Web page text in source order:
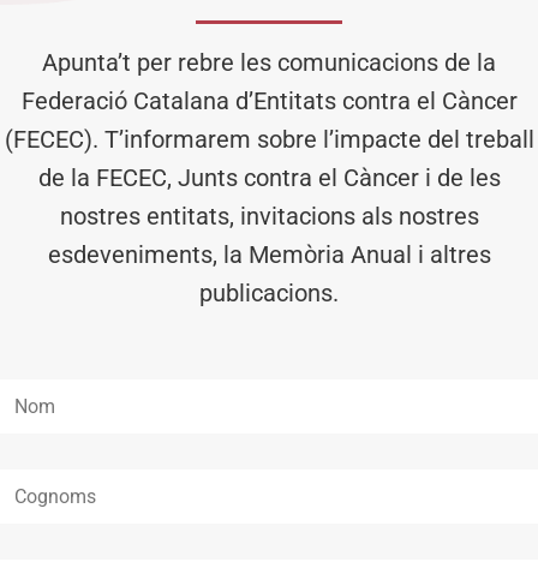
Apunta’t per rebre les comunicacions de la
Federació Catalana d’Entitats contra el Càncer
(FECEC). T’informarem sobre l’impacte del treball
de la FECEC, Junts contra el Càncer i de les
nostres entitats, invitacions als nostres
esdeveniments, la Memòria Anual i altres
publicacions.